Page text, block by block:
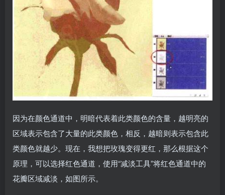
因为在颜色通道中，明暗代表着此类颜色的含量，越明亮的
区域表示包含了大量的此类颜色，相反，越暗则表示包含此
类颜色就越少。现在，我想把玫瑰变得更红，那么根据这个
原理，可以选择红色通道，使用“减淡工具”将红色通道中的
花瓣区域减淡，如图所示。